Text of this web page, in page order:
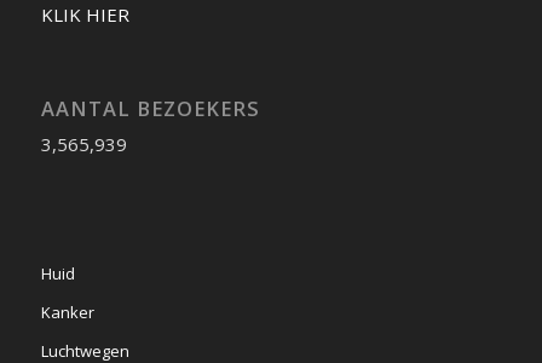
KLIK HIER
AANTAL BEZOEKERS
3,565,939
Huid
Kanker
Luchtwegen